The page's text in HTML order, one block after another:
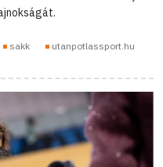
sakk
utanpotlassport.hu